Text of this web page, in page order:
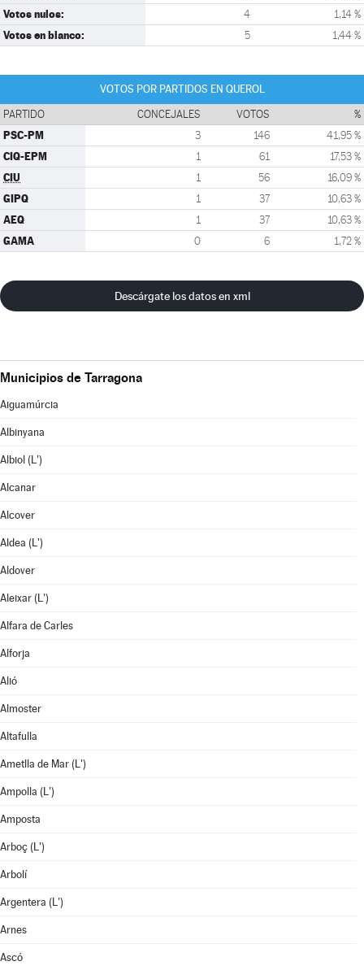
Votos nulos: 4 1,14 %
Votos en blanco: 5 1,44 %
VOTOS POR PARTIDOS EN QUEROL
PARTIDO CONCEJALES VOTOS %
PSC-PM 3 146 41,95 %
CIQ-EPM 1 61 17,53 %
CIU 1 56 16,09 %
GIPQ 1 37 10,63 %
AEQ 1 37 10,63 %
GAMA 0 6 1,72 %
Descárgate los datos en xml
Municipios de Tarragona
Aiguamúrcia
Albinyana
Albiol (L')
Alcanar
Alcover
Aldea (L')
Aldover
Aleixar (L')
Alfara de Carles
Alforja
Alió
Almoster
Altafulla
Ametlla de Mar (L')
Ampolla (L')
Amposta
Arboç (L')
Arbolí
Argentera (L')
Arnes
Ascó